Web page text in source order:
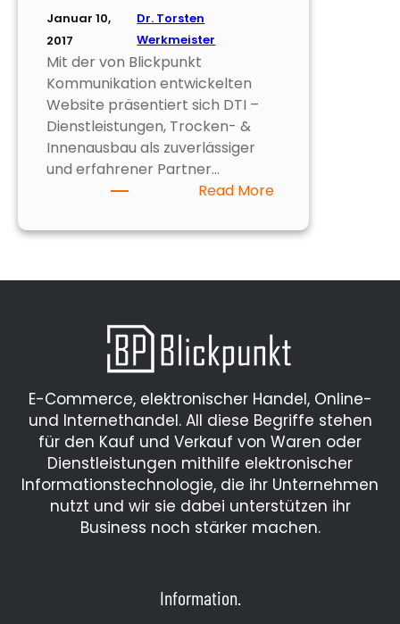
Januar 10,
2017
Dr. Torsten
Werkmeister
Mit der von Blickpunkt
Kommunikation entwickelten
Website präsentiert sich DTI –
Dienstleistungen, Trocken- &
Innenausbau als zuverlässiger
und erfahrener Partner…
Read More:
–
Partner
Innenausbau
mit
neuem
digitalen
Auftritt!
E-Commerce, elektronischer Handel, Online-
und Internethandel. All diese Begriffe stehen
für den Kauf und Verkauf von Waren oder
Dienstleistungen mithilfe elektronischer
Informationstechnologie, die ihr Unternehmen
nutzt und wir sie dabei unterstützen ihr
Business noch stärker machen.
Information.